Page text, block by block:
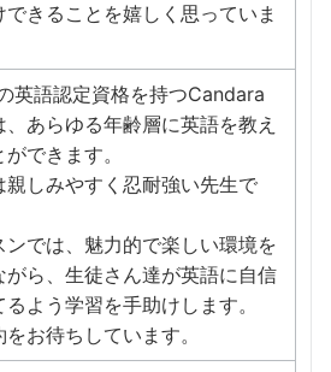
できることを嬉しく思っていま
英語認定資格を持つCandara
、あらゆる年齢層に英語を教え
できます。
親しみやすく忍耐強い先生で
ンでは、魅力的で楽しい環境を
がら、生徒さん達が英語に自信
るよう学習を手助けします。
をお待ちしています。